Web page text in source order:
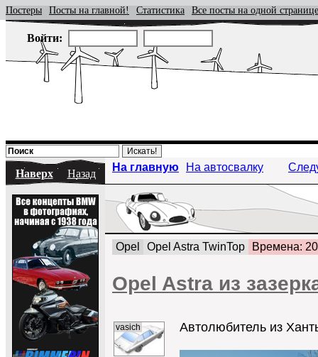
Постеры Посты на главной! Статистика Все посты на одной странице
Войти:
Наверх Назад
На главную На автосвалку
Opel Opel Astra TwinTop Времена:
Opel Astra из
vasich Автолюбитель из